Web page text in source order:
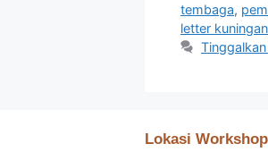
tembaga,
letter kuningan
Lokasi Workshop